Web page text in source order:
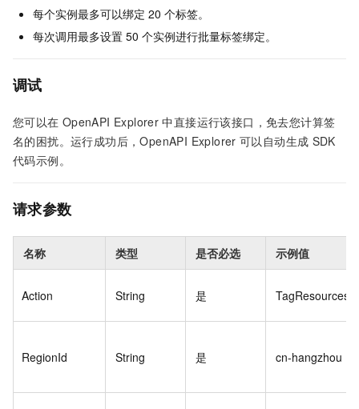
每个实例最多可以绑定 20 个标签。
每次调用最多设置 50 个实例进行批量标签绑定。
调试
您可以在 OpenAPI Explorer 中直接运行该接口，免去您计算签
名的困扰。运行成功后，OpenAPI Explorer 可以自动生成 SDK
代码示例。
请求参数
名称 类型 是否必选 示例值
Action String 是 TagResources
RegionId String 是 cn-hangzhou